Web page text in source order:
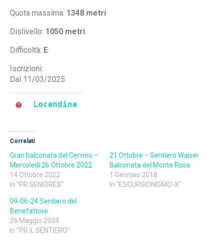
Quota massima: 1348 metri
Dislivello: 1050 metri
Difficoltà: E
Iscrizioni:
Dal 11/03/2025
Locandina
Correlati
Gran balconata del Cervino –
Mercoledì 26 Ottobre 2022
14 Ottobre 2022
In "PR SENIORES"
21 Ottobre – Sentiero Walser
Balconata del Monte Rosa
1 Gennaio 2018
In "ESCURSIONISMO-X"
09-06-24 Sentiero del
Benefattore
26 Maggio 2024
In "PR IL SENTIERO"